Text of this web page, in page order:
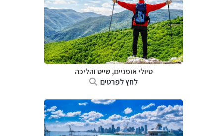
טיולי אופניים, שייט והליכה
לחץ לפרטים